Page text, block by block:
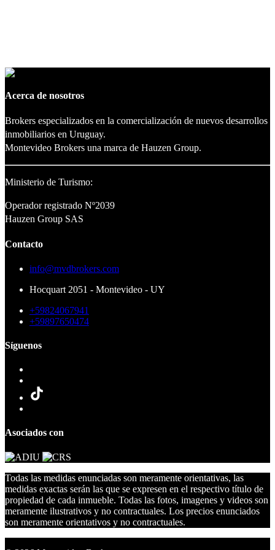
Acerca de nosotros
Brokers especializados en la comercialización de nuevos desarrollos
inmobiliarios en Uruguay.
Montevideo Brokers una marca de Hauzen Group.
Ministerio de Turismo:
Operador registrado Nº2039
Hauzen Group SAS
Contacto
info@mvdbrokers.com
Hocquart 2051 - Montevideo - UY
+59824067941
+59897650474
Síguenos
Asociados con
Todas las medidas enunciadas son meramente orientativas, las
medidas exactas serán las que se expresen en el respectivo título de
propiedad de cada inmueble. Todas las fotos, imagenes y videos son
meramente ilustrativos y no contractuales. Los precios enunciados
son meramente orientativos y no contractuales.